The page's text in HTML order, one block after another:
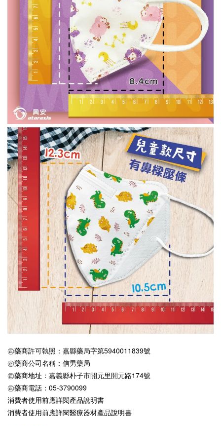
㊣藥商許可執照：嘉縣藥局字第5940011839號
㊣藥商公司名稱：信男藥局
㊣藥商地址：嘉義縣朴子市開元里開元路174號
㊣藥商電話：05-3790099
消費者使用前應詳閱產品說明書
消費者使用前應詳閱醫療器材產品說明書